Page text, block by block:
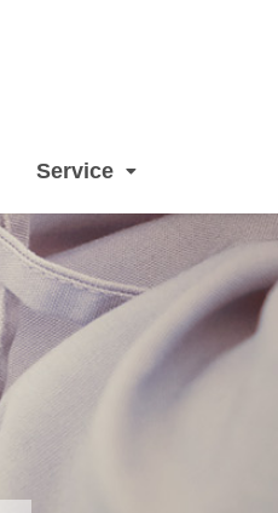
Service